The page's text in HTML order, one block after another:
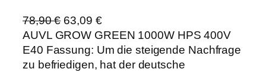
78,90€ U
r
s
p
63,09 €A
k
t
u
AUVL GROW GREEN 1000W HPS 400V
E40 Fassung: Um die steigende Nachfrage
zu befriedigen, hat der deutsche